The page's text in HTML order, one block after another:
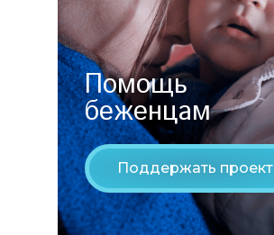
Помощь
беженцам
Поддержать проект